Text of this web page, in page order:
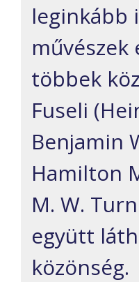
leginkább
művészek
többek
Fuseli
Benjamin
Hamilton
M. W.
együtt
közönség.